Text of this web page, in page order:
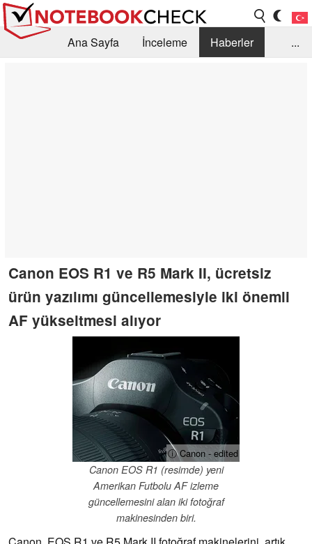
Ana Sayfa İnceleme
Haberler
...
Canon EOS R1 ve R5 Mark II, ücretsiz
ürün yazılımı güncellemesiyle iki önemli
AF yükseltmesi alıyor
ⓘ Canon - edited
Canon EOS R1 (resimde) yeni
Amerikan Futbolu AF izleme
güncellemesini alan iki fotoğraf
makinesinden biri.